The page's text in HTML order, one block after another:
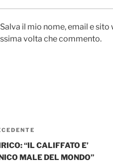
Salva il mio nome, email e
volta che commento.
“IL CALIFFATO E’
MALE DEL MONDO”